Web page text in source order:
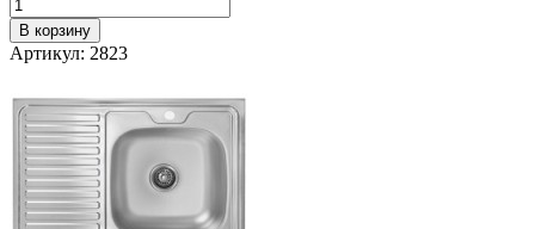
В корзину
Артикул: 2823